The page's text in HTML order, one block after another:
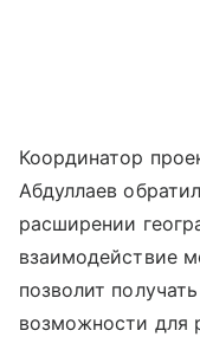
Координатор
Абдуллаев
расширении
взаимодействие
позволит
возможности для